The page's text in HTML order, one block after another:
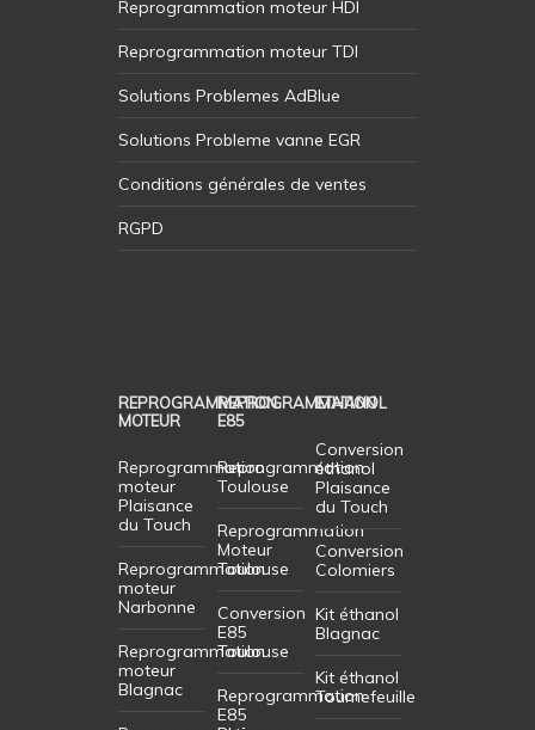
Reprogrammation moteur HDI
Reprogrammation moteur TDI
Solutions Problemes AdBlue
Solutions Probleme vanne EGR
Conditions générales de ventes
RGPD
REPROGRAMMATION
MOTEUR
Reprogrammation
moteur
Plaisance
du Touch
Reprogrammation
moteur
Narbonne
Reprogrammation
moteur
Blagnac
REPROGRAMMATION
E85
Reprogrammation
Toulouse
Reprogrammation
Moteur
Toulouse
Conversion
E85
Toulouse
Reprogrammation
E85
ETHANOL
Conversion
éthanol
Plaisance
du Touch
Conversion
Colomiers
Kit éthanol
Blagnac
Kit éthanol
Tournefeuille